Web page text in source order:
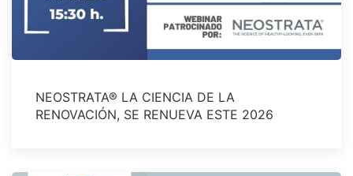
NEOSTRATA® LA CIENCIA DE LA
RENOVACIÓN, SE RENUEVA ESTE 2026